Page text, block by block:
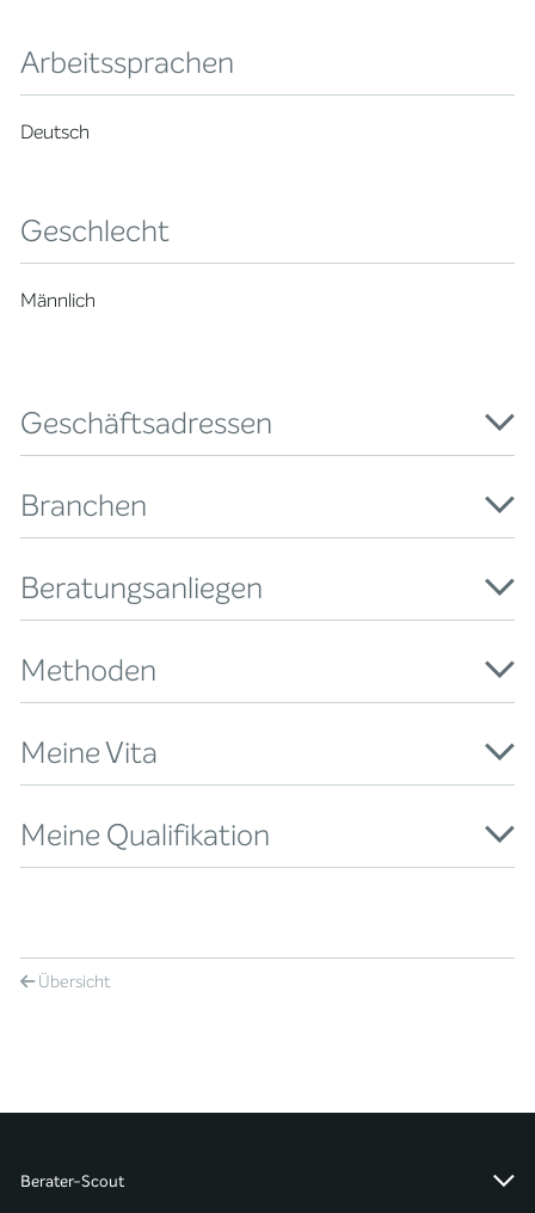
Arbeitssprachen
Deutsch
Geschlecht
Männlich
Geschäftsadressen
Branchen
Beratungsanliegen
Methoden
Meine Vita
Meine Qualifikation
Übersicht
Berater-Scout